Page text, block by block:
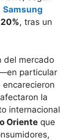
Samsung
20%, tras un
del mercado
particular
la
internacional
Oriente que